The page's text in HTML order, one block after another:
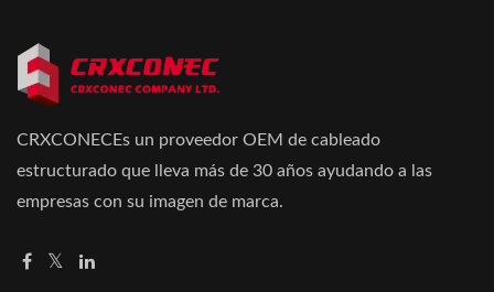
CRXCONECEs un proveedor OEM de cableado
estructurado que lleva más de 30 años ayudando a las
empresas con su imagen de marca.